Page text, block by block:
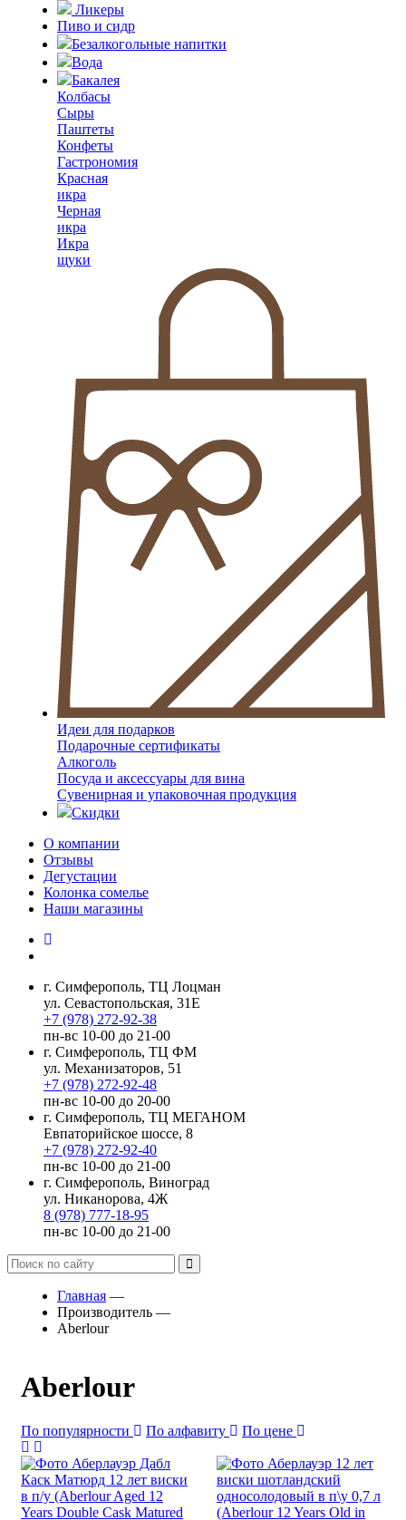
Ликеры
Пиво и сидр
Безалкогольные напитки
Вода
Бакалея
Колбасы
Сыры
Паштеты
Конфеты
Гастрономия
Красная
икра
Черная
икра
Икра
щуки
Идеи для подарков
Подарочные сертификаты
Алкоголь
Посуда и аксессуары для вина
Сувенирная и упаковочная продукция
Скидки
О компании
Отзывы
Дегустации
Колонка сомелье
Наши магазины
г. Симферополь, ТЦ Лоцман
ул. Севастопольская, 31Е
+7 (978) 272-92-38
пн-вс 10-00 до 21-00
г. Симферополь, ТЦ ФМ
ул. Механизаторов, 51
+7 (978) 272-92-48
пн-вс 10-00 до 20-00
г. Симферополь, ТЦ МЕГАНОМ
Евпаторийское шоссе, 8
+7 (978) 272-92-40
пн-вс 10-00 до 21-00
г. Симферополь, Виноград
ул. Никанорова, 4Ж
8 (978) 777-18-95
пн-вс 10-00 до 21-00
Главная —
Производитель —
Aberlour
Aberlour
По популярности По алфавиту По цене